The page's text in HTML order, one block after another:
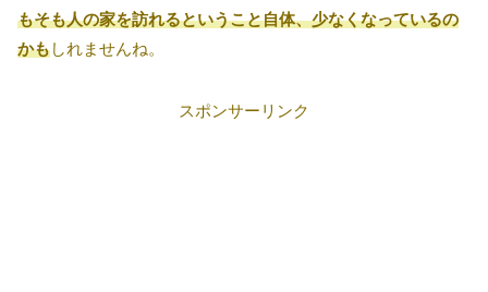
もそも人の家を訪れるということ自体、少なくなっているの
かもしれませんね。
スポンサーリンク